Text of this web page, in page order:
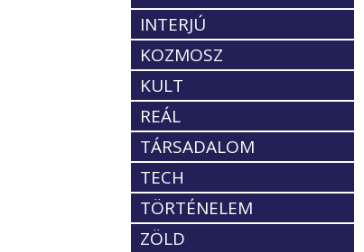
INTERJÚ
KOZMOSZ
KULT
REÁL
TÁRSADALOM
TECH
TÖRTÉNELEM
ZÖLD